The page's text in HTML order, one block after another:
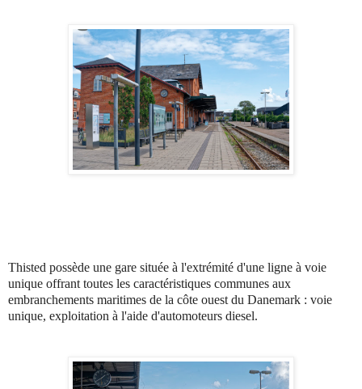
Thisted possède une gare située à l'extrémité d'une ligne à voie
unique offrant toutes les caractéristiques communes aux
embranchements maritimes de la côte ouest du Danemark : voie
unique, exploitation à l'aide d'automoteurs diesel.